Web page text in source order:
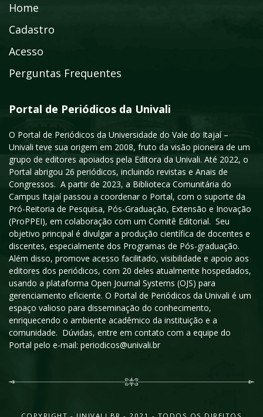
Home
Cadastro
Acesso
Perguntas Frequentes
Portal de Periódicos da Univali
O Portal de Periódicos da Universidade do Vale do Itajaí –
Univali teve sua origem em 2008, fruto da visão pioneira de um
grupo de editores apoiados pela Editora da Univali. Até 2022, o
Portal abrigou 26 periódicos, incluindo revistas e Anais de
Congressos. A partir de 2023, a Biblioteca Comunitária do
Campus Itajaí passou a coordenar o Portal, com o suporte da
Pró-Reitoria de Pesquisa, Pós-Graduação, Extensão e Inovação
(ProPPEI), em colaboração com um Comitê Editorial. Seu
objetivo principal é divulgar a produção científica de docentes e
discentes, especialmente dos Programas de Pós-graduação.
Além disso, promove acesso facilitado, visibilidade e apoio aos
editores dos periódicos, com 20 deles atualmente hospedados,
usando a plataforma Open Journal Systems (OJS) para
gerenciamento eficiente. O Portal de Periódicos da Univali é um
espaço valioso para disseminação do conhecimento,
enriquecendo o ambiente acadêmico da instituição e a
comunidade. Dúvidas, entre em contato com a equipe do
Portal pelo e-mail: periodicos@univali.br